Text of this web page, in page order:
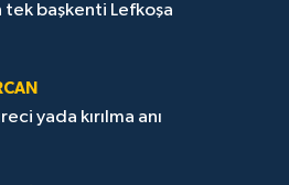
tek başkenti Lefkoşa
yada kırılma anı